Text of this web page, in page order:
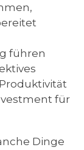
führen
für
Dinge